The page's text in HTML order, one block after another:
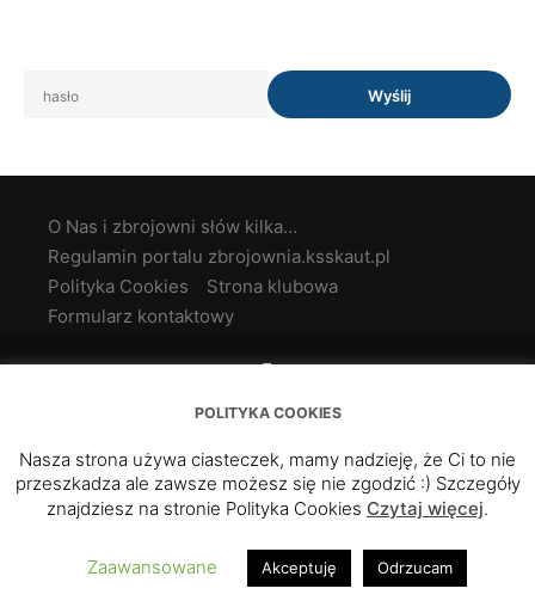
O Nas i zbrojowni słów kilka…
Regulamin portalu zbrojownia.ksskaut.pl
Polityka Cookies
Strona klubowa
Formularz kontaktowy
POLITYKA COOKIES
Nasza strona używa ciasteczek, mamy nadzieję, że Ci to nie
przeszkadza ale zawsze możesz się nie zgodzić :) Szczegóły
znajdziesz na stronie Polityka Cookies Czytaj więcej.
Zaawansowane Akceptuję Odrzucam